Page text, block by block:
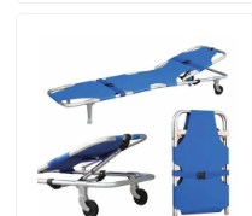
วิดีโอ
เกี่ยวกับเรา